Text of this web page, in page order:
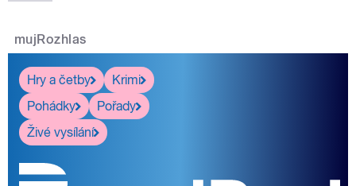
mujRozhlas
Hry a četby
Krimi
Pohádky
Pořady
Živé vysílání